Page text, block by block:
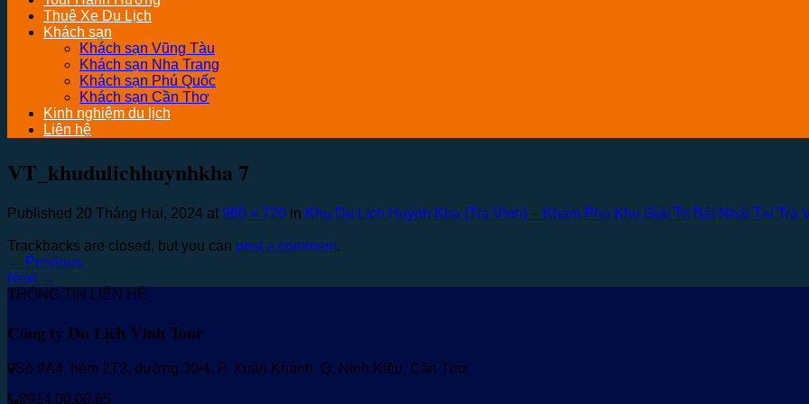
Thuê Xe Du Lịch
Khách sạn
Khách sạn Vũng Tàu
Khách sạn Nha Trang
Khách sạn Phú Quốc
Khách sạn Cần Thơ
Kinh nghiệm du lịch
Liên hệ
VT_khudulichhuynhkha 7
Published 20 Tháng Hai, 2024 at 960 × 720 in Khu Du Lịch Huỳnh Kha (Trà Vinh) – Khám Phá Khu Giải Trí Bật Nhất Tại Trà
Trackbacks are closed, but you can post a comment.
← Previous
Next →
THÔNG TIN LIÊN HỆ
Công ty Du Lịch Vinh Tour
Số 9A4, hẻm 2T2, đường 30/4, P. Xuân Khánh, Q. Ninh Kiều, Cần Thơ
0914.00.00.65